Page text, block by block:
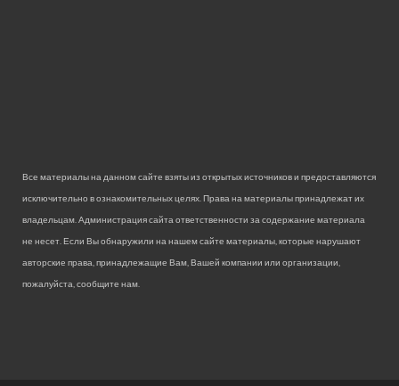
Все материалы на данном сайте взяты из открытых источников и предоставляются
исключительно в ознакомительных целях. Права на материалы принадлежат их
владельцам. Администрация сайта ответственности за содержание материала
не несет. Если Вы обнаружили на нашем сайте материалы, которые нарушают
авторские права, принадлежащие Вам, Вашей компании или организации,
пожалуйста, сообщите нам.